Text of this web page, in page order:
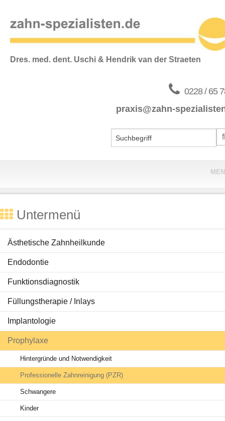
Dres. med. dent. Uschi & Hendrik van der Straeten
0228 / 65
praxis@zahn-
Praxis & Team
Behandlungen
Ratgeber Zähne
Aktuelles
Untermenü
Ästhetische Zahnheilkunde
Endodontie
Funktionsdiagnostik
Füllungstherapie / Inlays
Implantologie
Prophylaxe
Hintergründe und Notwendigkeit
Professionelle Zahnreinigung (PZR)
Schwangere
Kinder